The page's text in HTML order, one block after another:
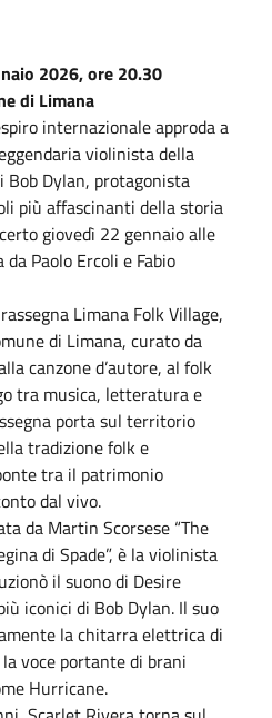
2026, ore 20.30
di Limana
internazionale approda a
violinista della
Bob Dylan, protagonista
più affascinanti della storia
giovedì 22 gennaio alle
Paolo Ercoli e Fabio
Limana Folk Village,
di Limana, curato da
canzone d’autore, al folk
tra musica, letteratura e
porta sul territorio
tradizione folk e
tra il patrimonio
dal vivo.
da Martin Scorsese “The
di Spade”, è la violinista
il suono di Desire
iconici di Bob Dylan. Il suo
la chitarra elettrica di
voce portante di brani
Hurricane.